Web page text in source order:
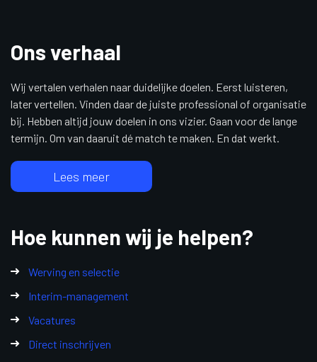
Ons verhaal
Wij vertalen verhalen naar duidelijke doelen. Eerst luisteren,
later vertellen. Vinden daar de juiste professional of organisatie
bij. Hebben altijd jouw doelen in ons vizier. Gaan voor de lange
termijn. Om van daaruit dé match te maken. En dat werkt.
Lees meer
Hoe kunnen wij je helpen?
Werving en selectie
Interim-management
Vacatures
Direct inschrijven